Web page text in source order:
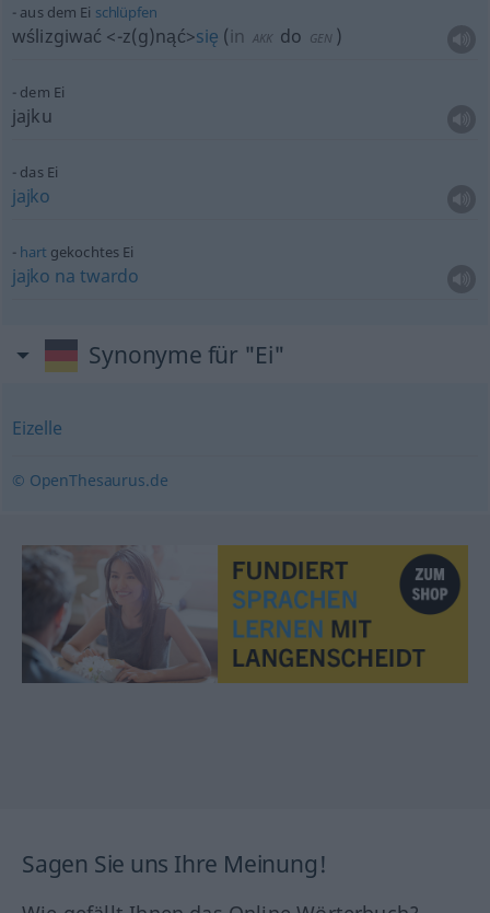
aus dem Ei schlüpfen
wślizgiwać <-z(g)nąć>się (in AKK do GEN )
dem Ei
jajku
das Ei
jajko
hart gekochtes Ei
jajko na twardo
Synonyme für "Ei"
Eizelle
© OpenThesaurus.de
Sagen Sie uns Ihre Meinung!